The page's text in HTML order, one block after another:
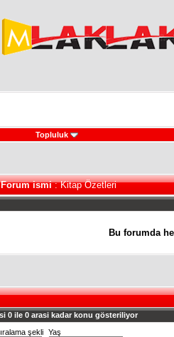
Topluluk
ismi: Kitap Özetleri
Bu forumda
0 ile 0 arasi kadar konu gösteriliyor
şekli Yaş